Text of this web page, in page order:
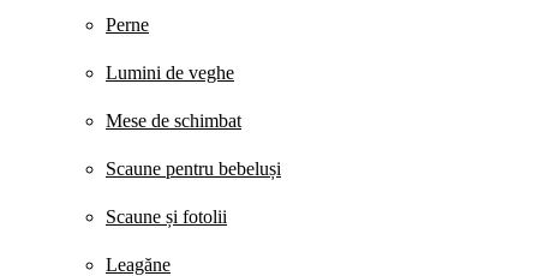
Perne
Lumini de veghe
Mese de schimbat
Scaune pentru bebeluși
Scaune și fotolii
Leagăne